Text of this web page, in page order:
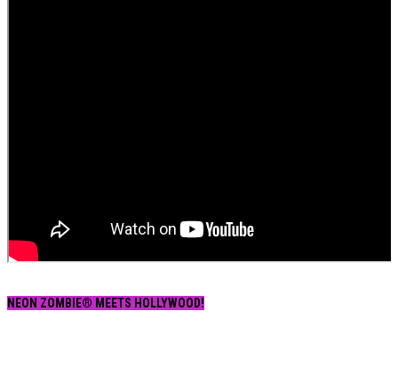
NEON ZOMBIE® MEETS HOLLYWOOD!